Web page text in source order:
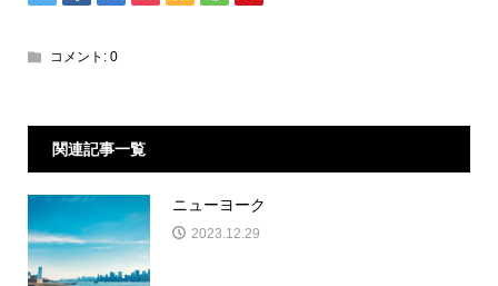
コメント: 0
関連記事一覧
ニューヨーク
2023.12.29